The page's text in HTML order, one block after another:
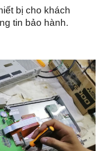
bị cho khách
tin bảo hành.